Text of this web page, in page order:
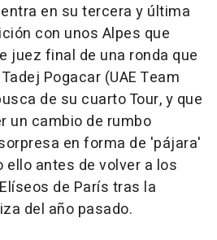
en su tercera y última
con unos Alpes que
juez final de una ronda que
Pogacar (UAE Team
de su cuarto Tour, y que
un cambio de rumbo
en forma de 'pájara'
ello antes de volver a los
de París tras la
del año pasado.